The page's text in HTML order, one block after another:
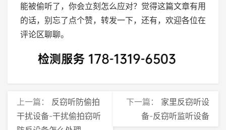
能被偷听了，你会立刻怎么应对？觉得这篇文章有用
的话，别忘了点个赞，转发一下，还有，欢迎各位在
评论区聊聊。
上一篇： 反窃听防偷拍
干扰设备-干扰偷拍窃听
下一篇： 家里反窃听设
备-反窃听监听设备